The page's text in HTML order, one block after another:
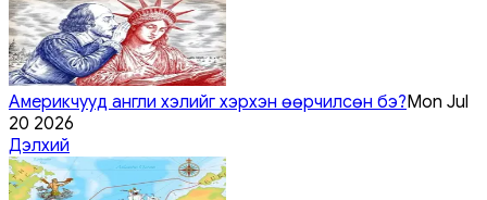
Америкчууд англи хэлийг хэрхэн өөрчилсөн бэ?Mon Jul
20 2026
Дэлхий